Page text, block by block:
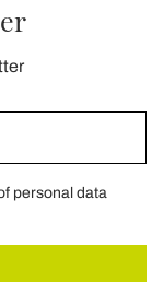
personal data